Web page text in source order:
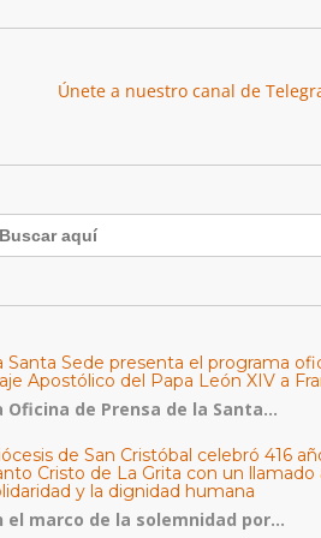
Únete a nuestro canal de
Santa Sede presenta el programa
Apostólico del Papa León XIV a
Oficina de Prensa de la Santa...
de San Cristóbal celebró 416
Cristo de La Grita con un llamado
y la dignidad humana
el marco de la solemnidad por...